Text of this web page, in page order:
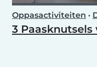
Oppasactiviteiten •
3